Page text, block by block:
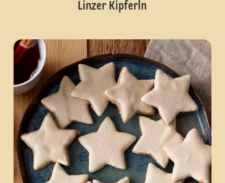
Linzer Kipferln